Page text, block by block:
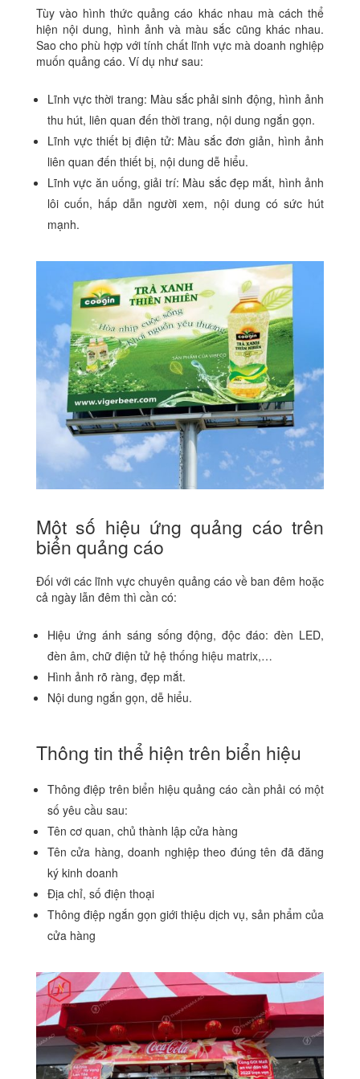
Tùy vào hình thức quảng cáo khác nhau mà cách thể
hiện nội dung, hình ảnh và màu sắc cũng khác nhau.
Sao cho phù hợp với tính chất lĩnh vực mà doanh nghiệp
muốn quảng cáo. Ví dụ như sau:
Lĩnh vực thời trang: Màu sắc phải sinh động, hình ảnh
thu hút, liên quan đến thời trang, nội dung ngắn gọn.
Lĩnh vực thiết bị điện tử: Màu sắc đơn giản, hình ảnh
liên quan đến thiết bị, nội dung dễ hiểu.
Lĩnh vực ăn uống, giải trí: Màu sắc đẹp mắt, hình ảnh
lôi cuốn, hấp dẫn người xem, nội dung có sức hút
mạnh.
Một số hiệu ứng quảng cáo trên
biển quảng cáo
Đối với các lĩnh vực chuyên quảng cáo về ban đêm hoặc
cả ngày lẫn đêm thì cần có:
Hiệu ứng ánh sáng sống động, độc đáo: đèn LED,
đèn âm, chữ điện tử hệ thống hiệu matrix,…
Hình ảnh rõ ràng, đẹp mắt.
Nội dung ngắn gọn, dễ hiểu.
Thông tin thể hiện trên biển hiệu
Thông điệp trên biển hiệu quảng cáo cần phải có một
số yêu cầu sau:
Tên cơ quan, chủ thành lập cửa hàng
Tên cửa hàng, doanh nghiệp theo đúng tên đã đăng
ký kinh doanh
Địa chỉ, số điện thoại
Thông điệp ngắn gọn giới thiệu dịch vụ, sản phẩm của
cửa hàng